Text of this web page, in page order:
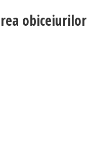
obiceiurilor